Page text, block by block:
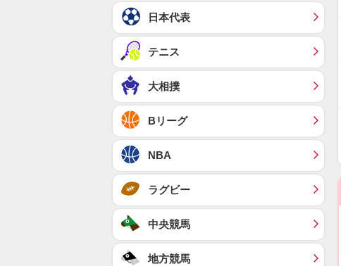
日本代表
テニス
大相撲
Bリーグ
NBA
ラグビー
中央競馬
地方競馬